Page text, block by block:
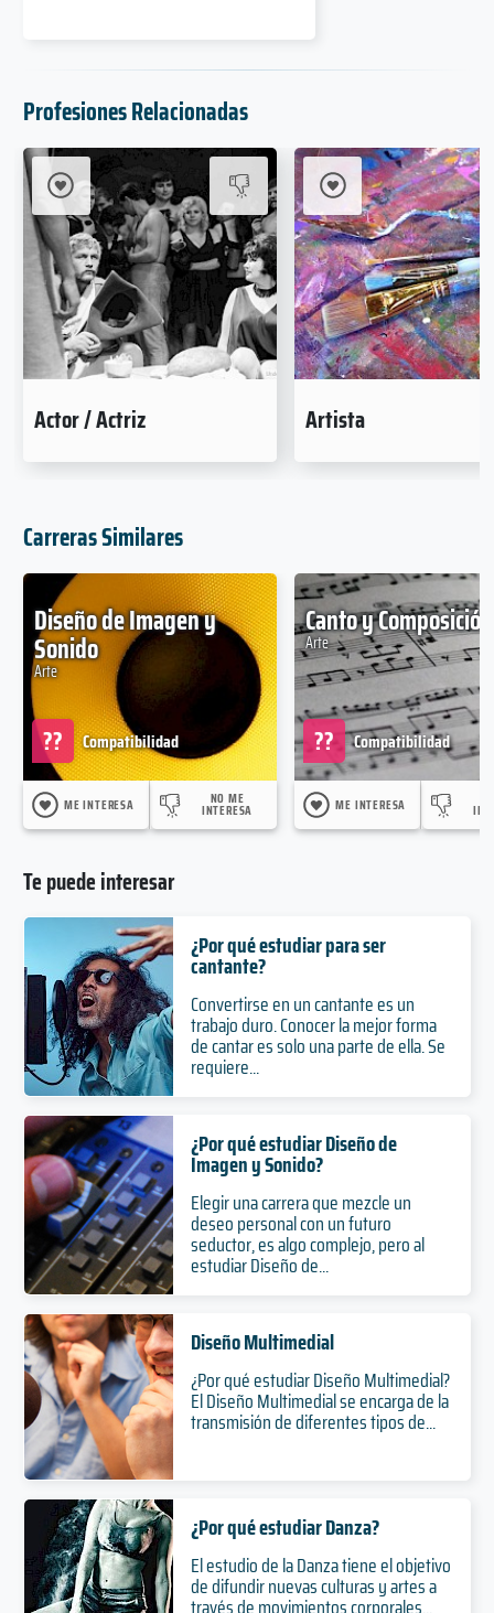
Profesiones Relacionadas
Actor / Actriz Artista
Carreras Similares
Diseño de Imagen y
Sonido
Arte
Compatibilidad
??
ME INTERESA NO ME
INTERESA
Canto y Composición
Arte
Compatibilidad
??
ME INTERESA
Te puede interesar
¿Por qué estudiar para ser
cantante?
Convertirse en un cantante es un
trabajo duro. Conocer la mejor forma
de cantar es solo una parte de ella. Se
requiere...
¿Por qué estudiar Diseño de
Imagen y Sonido?
Elegir una carrera que mezcle un
deseo personal con un futuro
seductor, es algo complejo, pero al
estudiar Diseño de...
Diseño Multimedial
¿Por qué estudiar Diseño Multimedial?
El Diseño Multimedial se encarga de la
transmisión de diferentes tipos de...
¿Por qué estudiar Danza?
El estudio de la Danza tiene el objetivo
de difundir nuevas culturas y artes a